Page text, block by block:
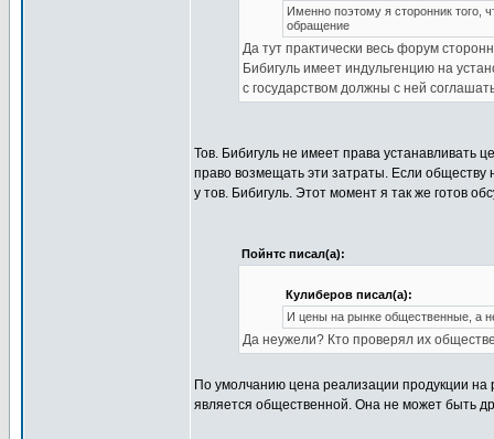
Именно поэтому я сторонник того,
обращение
Да тут практически весь форум
Бибигуль имеет индульгенцию на
с государством должны с ней
Тов. Бибигуль не имеет права устанавливать
право возмещать эти затраты. Если обществу
у тов. Бибигуль. Этот момент я так же готов
Пойнтс писал(а):
Кулиберов писал(а):
И цены на рынке общественные, а
Да неужели? Кто проверял их
По умолчанию цена реализации продукции
является общественной. Она не может быть